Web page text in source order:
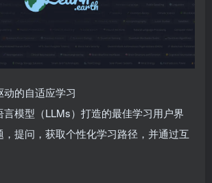
动的自适应学习
言模型（LLMs）打造的最佳学习用户界
提问，获取个性化学习路径，并通过互